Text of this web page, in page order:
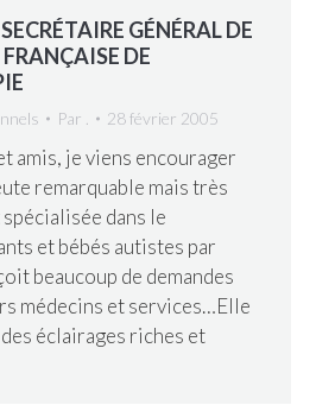
GÉNÉRAL DE
DE
Par 28 février 2005
amis, je viens encourager
remarquable mais très
dans le
et bébés autistes par
beaucoup de demandes
médecins et services…Elle
éclairages riches et